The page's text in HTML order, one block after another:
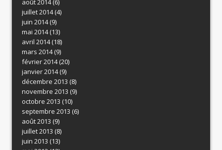
août 2014(6)
juillet 2014(4)
juin 2014(9)
mai 2014(13)
avril 2014(18)
mars 2014(9)
février 2014(20)
janvier 2014(9)
décembre 2013 (8)
novembre 2013 (9)
octobre 2013 (10)
septembre 2013 (6)
août 2013 (9)
juillet 2013 (8)
juin 2013 (13)